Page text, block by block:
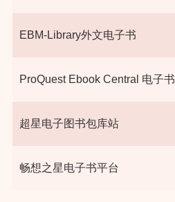
EBM-Library外文电子书
ProQuest Ebook Central 电子书
超星电子图书包库站
畅想之星电子书平台